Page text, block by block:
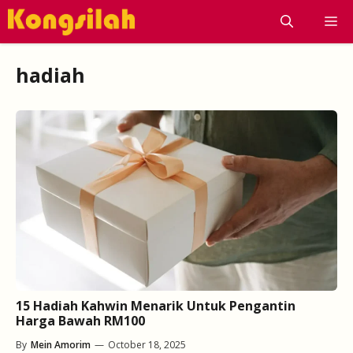
Skip
hadiah
15 Hadiah Kahwin Menarik Untuk Pengantin
Harga Bawah RM100
By Mein Amorim — October 18, 2025